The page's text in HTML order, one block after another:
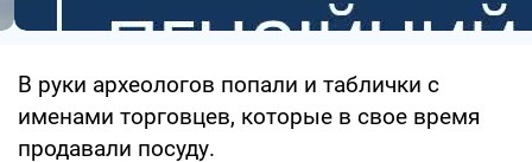
В руки археологов попали и таблички с
именами торговцев, которые в свое время
продавали посуду.